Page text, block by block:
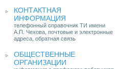
КОНТАКТНАЯ
ИНФОРМАЦИЯ
телефонный справочник ТИ имени
А.П. Чехова, почтовые и электронные
адреса, обратная связь
ОБЩЕСТВЕННЫЕ
ОРГАНИЗАЦИИ